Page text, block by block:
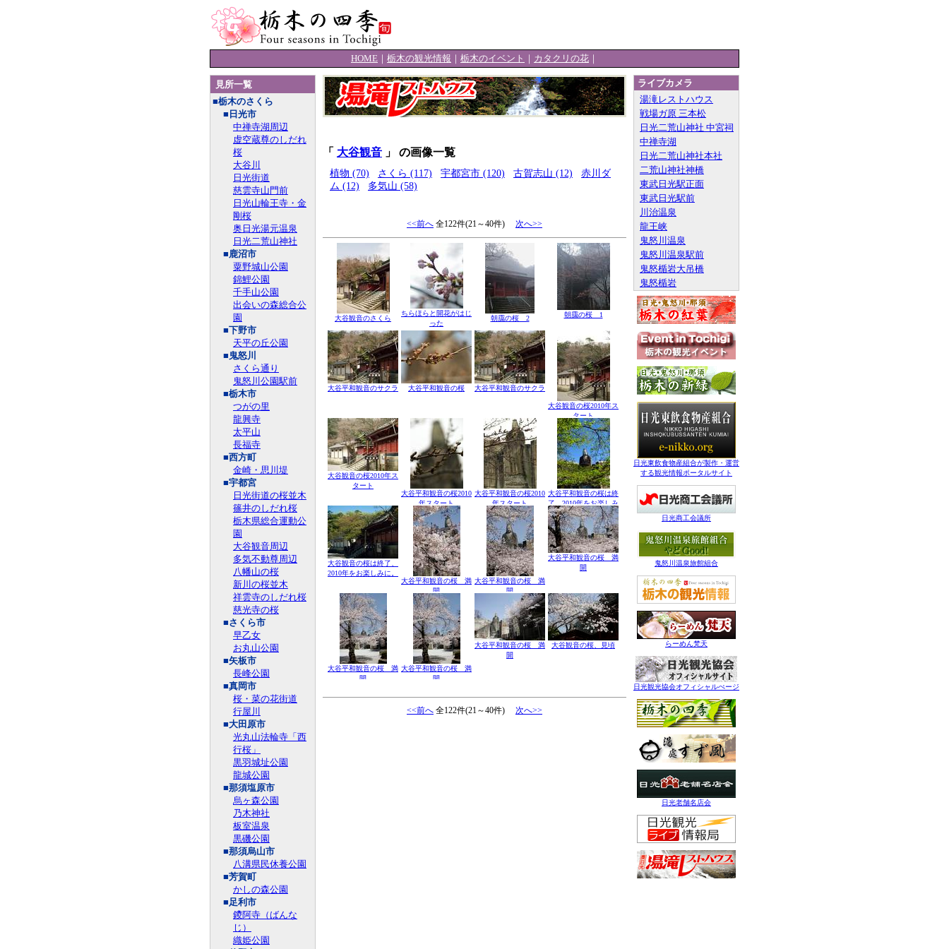
HOME ｜ 栃木の観光情報 ｜ 栃木のイベント ｜ カタクリの花 ｜
見所一覧
■栃木のさくら
■日光市
中禅寺湖周辺
虚空蔵尊のしだれ
桜
大谷川
日光街道
慈雲寺山門前
日光山輪王寺・金
剛桜
奥日光湯元温泉
日光二荒山神社
■鹿沼市
粟野城山公園
錦鯉公園
千手山公園
出会いの森総合公
園
■下野市
天平の丘公園
■鬼怒川
さくら通り
鬼怒川公園駅前
■栃木市
つがの里
龍興寺
太平山
長福寺
■西方町
金崎・思川堤
■宇都宮
日光街道の桜並木
篠井のしだれ桜
栃木県総合運動公
園
大谷観音周辺
多気不動尊周辺
八幡山の桜
新川の桜並木
祥雲寺のしだれ桜
慈光寺の桜
■さくら市
早乙女
お丸山公園
■矢板市
長峰公園
■真岡市
桜・菜の花街道
行屋川
■大田原市
光丸山法輪寺「西
行桜」
黒羽城址公園
龍城公園
■那須塩原市
烏ヶ森公園
乃木神社
板室温泉
黒磯公園
■那須烏山市
八溝県民休養公園
■芳賀町
かしの森公園
■足利市
鑁阿寺（ばんな
じ）
織姫公園
「 大谷観音 」 の画像一覧
植物 (70) さくら (117) 宇都宮市 (120) 古賀志山 (12)
赤川ダ
ム (12)
多気山 (58)
<<前へ 全122件(21～40件) 次へ>>
大谷観音のさくら
ちらほらと開花がはじ
った
朝靄の桜 2 朝靄の桜 1
大谷平和観音のサクラ 大谷平和観音の桜 大谷平和観音のサクラ
大谷観音の桜2010年ス
タート
大谷観音の桜2010年ス
タート
大谷平和観音の桜2010
年スタート
大谷平和観音の桜2010
年スタート
大谷平和観音の桜は終
了、2010年をお楽しみ
に。
大谷観音の桜は終了、
2010年をお楽しみに。
大谷平和観音の桜 満
開
大谷平和観音の桜 満
開
大谷平和観音の桜 満
開
大谷平和観音の桜 満
開
大谷平和観音の桜 満
開
大谷平和観音の桜 満
開
大谷観音の桜、見頃
<<前へ 全122件(21～40件) 次へ>>
ライブカメラ
湯滝レストハウス
戦場ガ原 三本松
日光二荒山神社 中宮祠
中禅寺湖
日光二荒山神社本社
二荒山神社神橋
東武日光駅正面
東武日光駅前
川治温泉
龍王峡
鬼怒川温泉
鬼怒川温泉駅前
鬼怒楯岩大吊橋
鬼怒楯岩
日光東飲食物産組合が製作・運営
する観光情報ポータルサイト
日光商工会議所
鬼怒川温泉旅館組合
らーめん梵天
日光観光協会オフィシャルぺージ
日光老舗名店会